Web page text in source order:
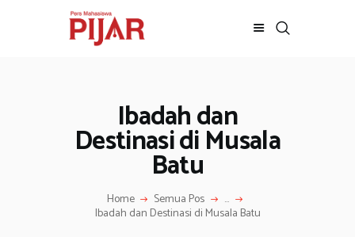
Ibadah dan
Destinasi di Musala
Batu
Home Semua Pos ...
Ibadah dan Destinasi di Musala Batu
BERITA
ADVERTORIAL
SOSOK
HIBURAN
JALAN-JALAN